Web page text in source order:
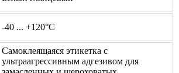
-40 ... +120°С
Самоклеящаяся этикетка с
ультраагрессивным адгезивом для